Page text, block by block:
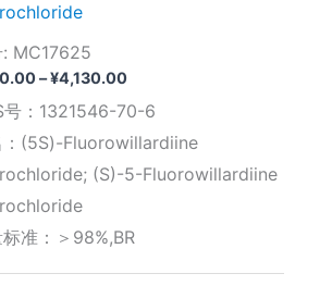
MC17625
–¥4,130.00价
范
围：
¥640.00
至
号：1321546-70-6
：(5S)-Fluorowillardiine
(S)-5-Fluorowillardiine
标准：＞98%,BR